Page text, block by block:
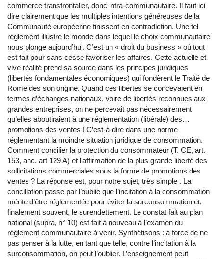
commerce transfrontalier, donc intra-communautaire. Il faut ici
dire clairement que les multiples intentions généreuses de la
Communauté européenne finissent en contradiction. Une tel
règlement illustre le monde dans lequel le choix communautaire
nous plonge aujourd’hui. C’est un « droit du business » où tout
est fait pour sans cesse favoriser les affaires. Cette actuelle et
vive réalité prend sa source dans les principes juridiques
(libertés fondamentales économiques) qui fondèrent le Traité de
Rome dès son origine. Quand ces libertés se concevaient en
termes d’échanges nationaux, voire de libertés reconnues aux
grandes entreprises, on ne percevait pas nécessairement
qu’elles aboutiraient à une réglementation (libérale) des…
promotions des ventes ! C’est-à-dire dans une norme
réglementant la moindre situation juridique de consommation.
Comment concilier la protection du consommateur (T. CE, art.
153, anc. art 129 A) et l’affirmation de la plus grande liberté des
sollicitations commerciales sous la forme de promotions des
ventes ? La réponse est, pour notre sujet, très simple . La
conciliation passe par l’oublie que l’incitation à la consommation
mérite d’être réglementée pour éviter la surconsommation et,
finalement souvent, le surendettement. Le constat fait au plan
national (supra, n° 10) est fait à nouveau à l’examen du
règlement communautaire à venir. Synthétisons : à force de ne
pas penser à la lutte, en tant que telle, contre l’incitation à la
surconsommation, on peut l’oublier. L’enseignement peut